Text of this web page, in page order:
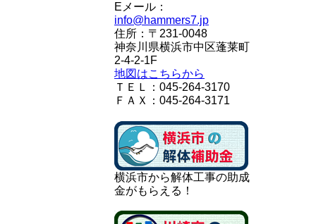
Eメール：
info@hammers7.jp
住所：〒231-0048
神奈川県横浜市中区蓬莱町
2-4-2-1F
地図はこちらから
ＴＥＬ：045-264-3170
ＦＡＸ：045-264-3171
横浜市から解体工事の助成
金がもらえる！